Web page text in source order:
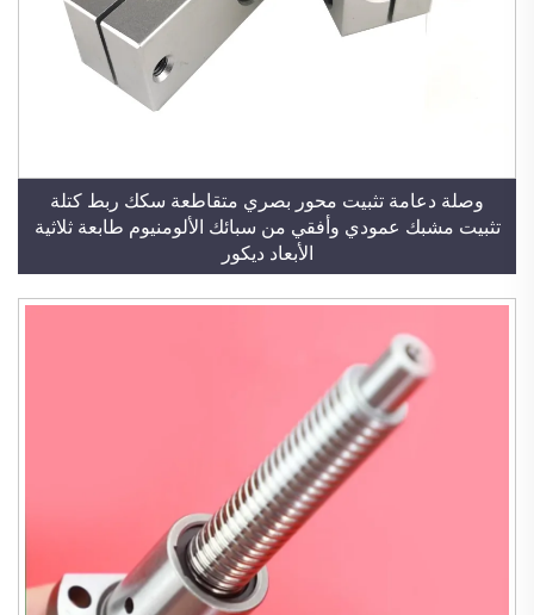
وصلة دعامة تثبيت محور بصري متقاطعة سكك ربط كتلة
تثبيت مشبك عمودي وأفقي من سبائك الألومنيوم طابعة ثلاثية
الأبعاد ديكور